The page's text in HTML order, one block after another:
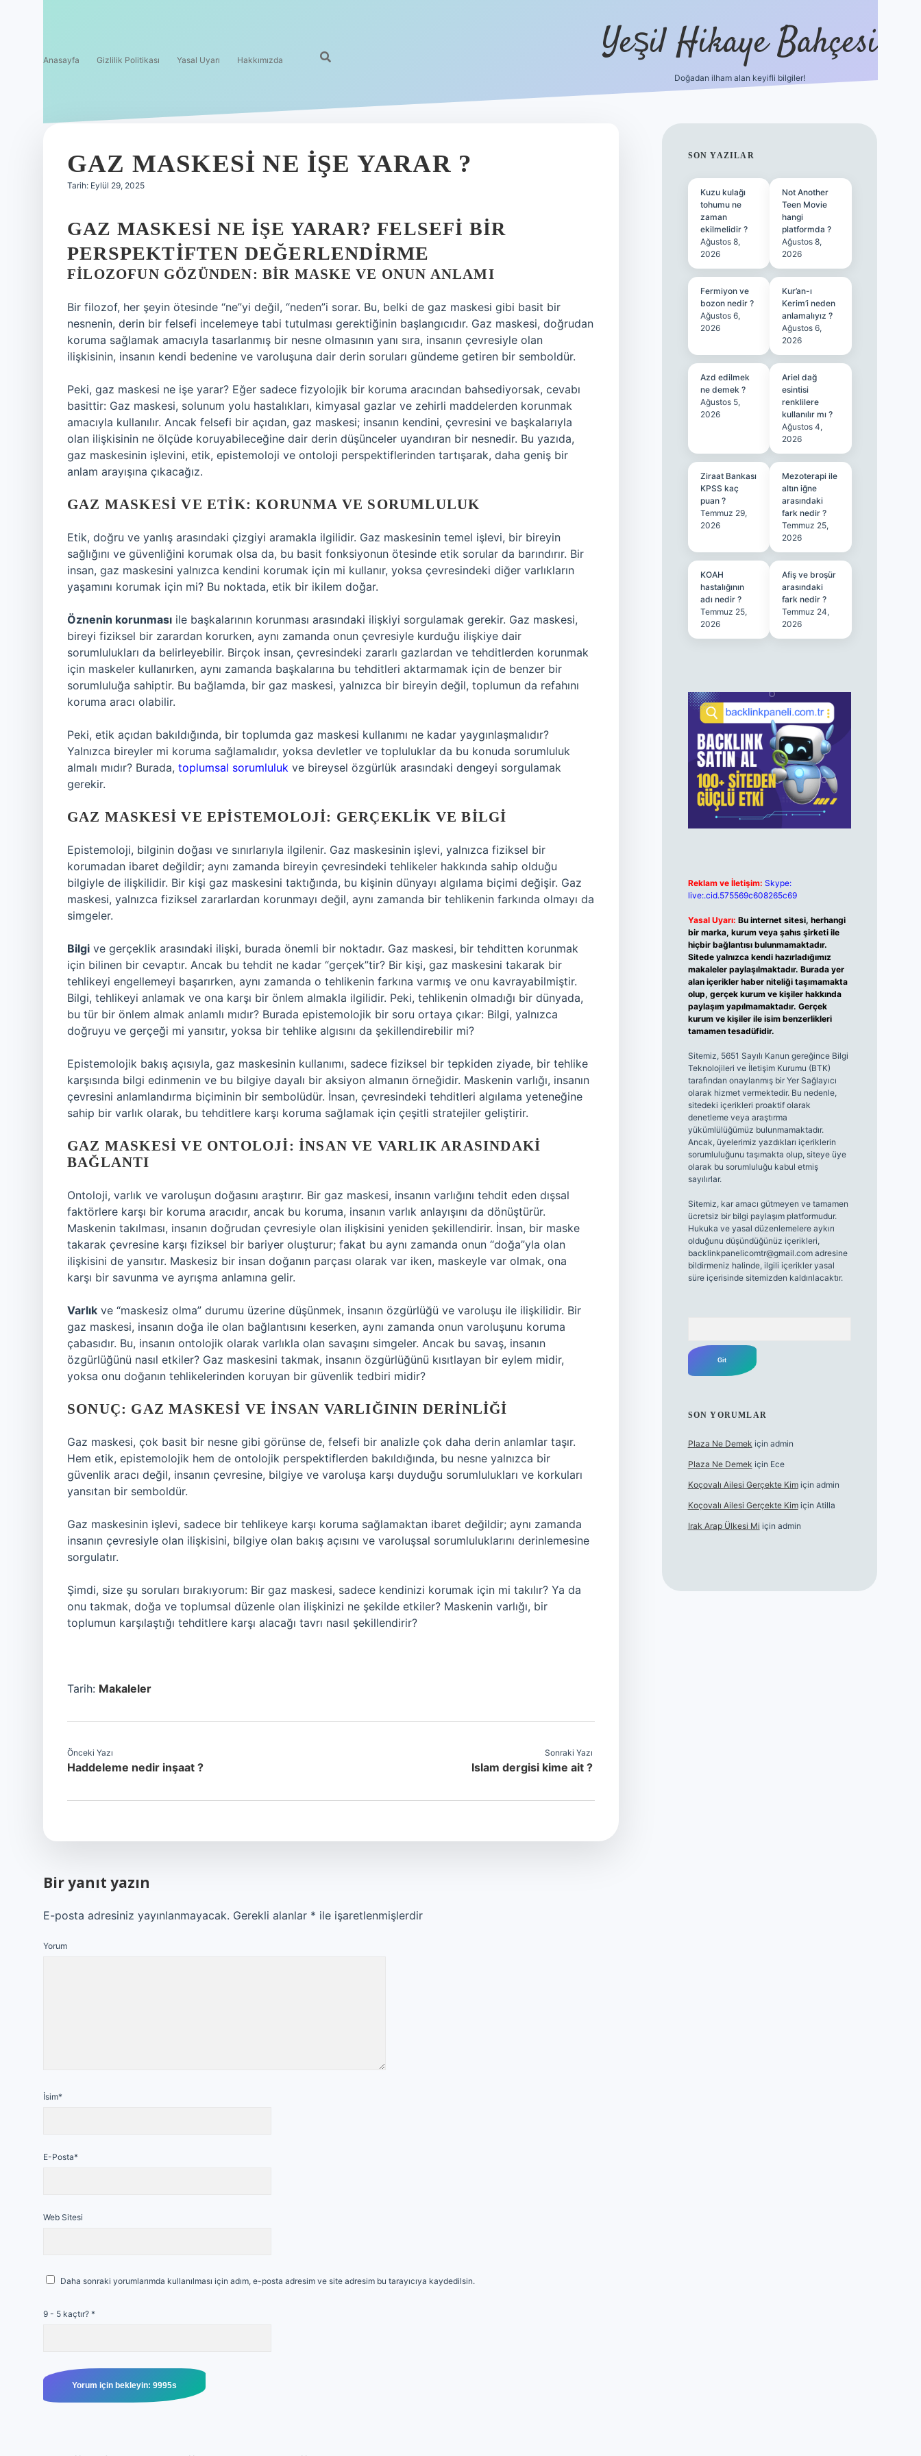
Anasayfa Gizlilik Politikası Yasal Uyarı Hakkımızda Yeşil Hikaye Bahçesi
Doğadan ilham alan keyifli bilgiler!
GAZ MASKESI NE IŞE YARAR ?
Tarih: Eylül 29, 2025
GAZ MASKESI NE İŞE YARAR? FELSEFI BIR
PERSPEKTIFTEN DEĞERLENDIRME
FILOZOFUN GÖZÜNDEN: BIR MASKE VE ONUN ANLAMI
Bir filozof, her şeyin ötesinde “ne”yi değil, “neden”i sorar. Bu, belki de gaz maskesi gibi basit bir
nesnenin, derin bir felsefi incelemeye tabi tutulması gerektiğinin başlangıcıdır. Gaz maskesi, doğrudan
koruma sağlamak amacıyla tasarlanmış bir nesne olmasının yanı sıra, insanın çevresiyle olan
ilişkisinin, insanın kendi bedenine ve varoluşuna dair derin soruları gündeme getiren bir semboldür.
Peki, gaz maskesi ne işe yarar? Eğer sadece fizyolojik bir koruma aracından bahsediyorsak, cevabı
basittir: Gaz maskesi, solunum yolu hastalıkları, kimyasal gazlar ve zehirli maddelerden korunmak
amacıyla kullanılır. Ancak felsefi bir açıdan, gaz maskesi; insanın kendini, çevresini ve başkalarıyla
olan ilişkisinin ne ölçüde koruyabileceğine dair derin düşünceler uyandıran bir nesnedir. Bu yazıda,
gaz maskesinin işlevini, etik, epistemoloji ve ontoloji perspektiflerinden tartışarak, daha geniş bir
anlam arayışına çıkacağız.
GAZ MASKESI VE ETIK: KORUNMA VE SORUMLULUK
Etik, doğru ve yanlış arasındaki çizgiyi aramakla ilgilidir. Gaz maskesinin temel işlevi, bir bireyin
sağlığını ve güvenliğini korumak olsa da, bu basit fonksiyonun ötesinde etik sorular da barındırır. Bir
insan, gaz maskesini yalnızca kendini korumak için mi kullanır, yoksa çevresindeki diğer varlıkların
yaşamını korumak için mi? Bu noktada, etik bir ikilem doğar.
Öznenin korunması ile başkalarının korunması arasındaki ilişkiyi sorgulamak gerekir. Gaz maskesi,
bireyi fiziksel bir zarardan korurken, aynı zamanda onun çevresiyle kurduğu ilişkiye dair
sorumlulukları da belirleyebilir. Birçok insan, çevresindeki zararlı gazlardan ve tehditlerden korunmak
için maskeler kullanırken, aynı zamanda başkalarına bu tehditleri aktarmamak için de benzer bir
sorumluluğa sahiptir. Bu bağlamda, bir gaz maskesi, yalnızca bir bireyin değil, toplumun da refahını
koruma aracı olabilir.
Peki, etik açıdan bakıldığında, bir toplumda gaz maskesi kullanımı ne kadar yaygınlaşmalıdır?
Yalnızca bireyler mi koruma sağlamalıdır, yoksa devletler ve topluluklar da bu konuda sorumluluk
almalı mıdır? Burada, toplumsal sorumluluk ve bireysel özgürlük arasındaki dengeyi sorgulamak
gerekir.
GAZ MASKESI VE EPISTEMOLOJI: GERÇEKLIK VE BILGI
Epistemoloji, bilginin doğası ve sınırlarıyla ilgilenir. Gaz maskesinin işlevi, yalnızca fiziksel bir
korumadan ibaret değildir; aynı zamanda bireyin çevresindeki tehlikeler hakkında sahip olduğu
bilgiyle de ilişkilidir. Bir kişi gaz maskesini taktığında, bu kişinin dünyayı algılama biçimi değişir. Gaz
maskesi, yalnızca fiziksel zararlardan korunmayı değil, aynı zamanda bir tehlikenin farkında olmayı da
simgeler.
Bilgi ve gerçeklik arasındaki ilişki, burada önemli bir noktadır. Gaz maskesi, bir tehditten korunmak
için bilinen bir cevaptır. Ancak bu tehdit ne kadar “gerçek”tir? Bir kişi, gaz maskesini takarak bir
tehlikeyi engellemeyi başarırken, aynı zamanda o tehlikenin farkına varmış ve onu kavrayabilmiştir.
Bilgi, tehlikeyi anlamak ve ona karşı bir önlem almakla ilgilidir. Peki, tehlikenin olmadığı bir dünyada,
bu tür bir önlem almak anlamlı mıdır? Burada epistemolojik bir soru ortaya çıkar: Bilgi, yalnızca
doğruyu ve gerçeği mi yansıtır, yoksa bir tehlike algısını da şekillendirebilir mi?
Epistemolojik bakış açısıyla, gaz maskesinin kullanımı, sadece fiziksel bir tepkiden ziyade, bir tehlike
karşısında bilgi edinmenin ve bu bilgiye dayalı bir aksiyon almanın örneğidir. Maskenin varlığı, insanın
çevresini anlamlandırma biçiminin bir sembolüdür. İnsan, çevresindeki tehditleri algılama yeteneğine
sahip bir varlık olarak, bu tehditlere karşı koruma sağlamak için çeşitli stratejiler geliştirir.
GAZ MASKESI VE ONTOLOJI: İNSAN VE VARLIK ARASINDAKI
BAĞLANTI
Ontoloji, varlık ve varoluşun doğasını araştırır. Bir gaz maskesi, insanın varlığını tehdit eden dışsal
faktörlere karşı bir koruma aracıdır, ancak bu koruma, insanın varlık anlayışını da dönüştürür.
Maskenin takılması, insanın doğrudan çevresiyle olan ilişkisini yeniden şekillendirir. İnsan, bir maske
takarak çevresine karşı fiziksel bir bariyer oluşturur; fakat bu aynı zamanda onun “doğa”yla olan
ilişkisini de yansıtır. Maskesiz bir insan doğanın parçası olarak var iken, maskeyle var olmak, ona
karşı bir savunma ve ayrışma anlamına gelir.
Varlık ve “maskesiz olma” durumu üzerine düşünmek, insanın özgürlüğü ve varoluşu ile ilişkilidir. Bir
gaz maskesi, insanın doğa ile olan bağlantısını keserken, aynı zamanda onun varoluşunu koruma
çabasıdır. Bu, insanın ontolojik olarak varlıkla olan savaşını simgeler. Ancak bu savaş, insanın
özgürlüğünü nasıl etkiler? Gaz maskesini takmak, insanın özgürlüğünü kısıtlayan bir eylem midir,
yoksa onu doğanın tehlikelerinden koruyan bir güvenlik tedbiri midir?
SONUÇ: GAZ MASKESI VE İNSAN VARLIĞININ DERINLIĞI
Gaz maskesi, çok basit bir nesne gibi görünse de, felsefi bir analizle çok daha derin anlamlar taşır.
Hem etik, epistemolojik hem de ontolojik perspektiflerden bakıldığında, bu nesne yalnızca bir
güvenlik aracı değil, insanın çevresine, bilgiye ve varoluşa karşı duyduğu sorumlulukları ve korkuları
yansıtan bir semboldür.
Gaz maskesinin işlevi, sadece bir tehlikeye karşı koruma sağlamaktan ibaret değildir; aynı zamanda
insanın çevresiyle olan ilişkisini, bilgiye olan bakış açısını ve varoluşsal sorumluluklarını derinlemesine
sorgulatır.
Şimdi, size şu soruları bırakıyorum: Bir gaz maskesi, sadece kendinizi korumak için mi takılır? Ya da
onu takmak, doğa ve toplumsal düzenle olan ilişkinizi ne şekilde etkiler? Maskenin varlığı, bir
toplumun karşılaştığı tehditlere karşı alacağı tavrı nasıl şekillendirir?
Tarih: Makaleler
Önceki Yazı
Haddeleme nedir inşaat ?
Sonraki Yazı
Islam dergisi kime ait ?
Bir yanıt yazın
E-posta adresiniz yayınlanmayacak. Gerekli alanlar * ile işaretlenmişlerdir
Yorum
İsim*
E-Posta*
Web Sitesi
Daha sonraki yorumlarımda kullanılması için adım, e-posta adresim ve site adresim bu tarayıcıya kaydedilsin.
9 - 5 kaçtır? *
SIDEBAR
SON YAZILAR
Kuzu kulağı
tohumu ne
zaman
ekilmelidir ?
Ağustos 8,
2026
Not Another
Teen Movie
hangi
platformda ?
Ağustos 8,
2026
Fermiyon ve
bozon nedir ?
Ağustos 6,
2026
Kur’an-ı
Kerim’i neden
anlamalıyız ?
Ağustos 6,
2026
Azd edilmek
ne demek ?
Ağustos 5,
2026
Ariel dağ
esintisi
renklilere
kullanılır mı ?
Ağustos 4,
2026
Ziraat Bankası
KPSS kaç
puan ?
Temmuz 29,
2026
Mezoterapi ile
altın iğne
arasındaki
fark nedir ?
Temmuz 25,
2026
KOAH
hastalığının
adı nedir ?
Temmuz 25,
2026
Afiş ve broşür
arasındaki
fark nedir ?
Temmuz 24,
2026
Reklam ve İletişim: Skype:
live:.cid.575569c608265c69
Yasal Uyarı: Bu internet sitesi, herhangi
bir marka, kurum veya şahıs şirketi ile
hiçbir bağlantısı bulunmamaktadır.
Sitede yalnızca kendi hazırladığımız
makaleler paylaşılmaktadır. Burada yer
alan içerikler haber niteliği taşımamakta
olup, gerçek kurum ve kişiler hakkında
paylaşım yapılmamaktadır. Gerçek
kurum ve kişiler ile isim benzerlikleri
tamamen tesadüfidir.
Sitemiz, 5651 Sayılı Kanun gereğince Bilgi
Teknolojileri ve İletişim Kurumu (BTK)
tarafından onaylanmış bir Yer Sağlayıcı
olarak hizmet vermektedir. Bu nedenle,
sitedeki içerikleri proaktif olarak
denetleme veya araştırma
yükümlülüğümüz bulunmamaktadır.
Ancak, üyelerimiz yazdıkları içeriklerin
sorumluluğunu taşımakta olup, siteye üye
olarak bu sorumluluğu kabul etmiş
sayılırlar.
Sitemiz, kar amacı gütmeyen ve tamamen
ücretsiz bir bilgi paylaşım platformudur.
Hukuka ve yasal düzenlemelere aykırı
olduğunu düşündüğünüz içerikleri,
backlinkpanelicomtr@gmail.comadresine
bildirmeniz halinde, ilgili içerikler yasal
süre içerisinde sitemizden kaldırılacaktır.
SON YORUMLAR
Plaza Ne Demek için admin
Plaza Ne Demek için Ece
Koçovalı Ailesi Gerçekte Kimiçin admin
Koçovalı Ailesi Gerçekte Kimiçin Atilla
Irak Arap Ülkesi Mi için admin
ilbet mobil